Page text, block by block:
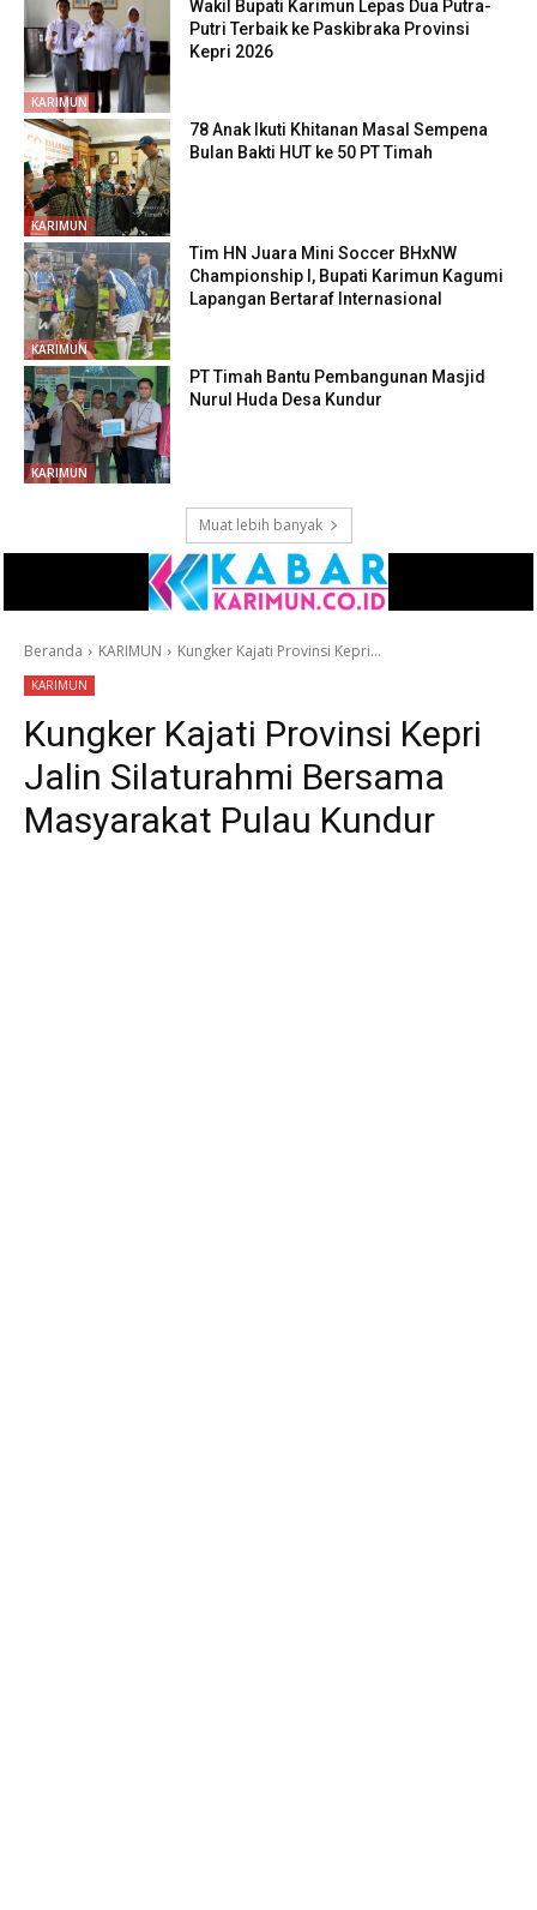
KARIMUN
Wakil Bupati Karimun Lepas Dua Putra-
Putri Terbaik ke Paskibraka Provinsi
Kepri 2026
KARIMUN
78 Anak Ikuti Khitanan Masal Sempena
Bulan Bakti HUT ke 50 PT Timah
KARIMUN
Tim HN Juara Mini Soccer BHxNW
Championship I, Bupati Karimun Kagumi
Lapangan Bertaraf Internasional
KARIMUN
PT Timah Bantu Pembangunan Masjid
Nurul Huda Desa Kundur
Muat lebih banyak